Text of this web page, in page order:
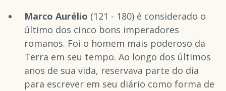
Marco Aurélio (121 - 180) é considerado o
último dos cinco bons imperadores
romanos. Foi o homem mais poderoso da
Terra em seu tempo. Ao longo dos últimos
anos de sua vida, reservava parte do dia
para escrever em seu diário como forma de